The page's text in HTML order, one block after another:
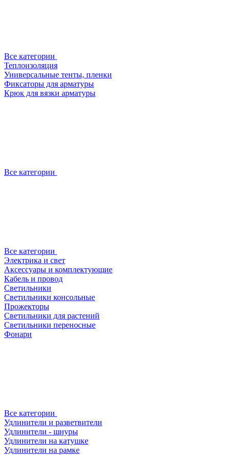
Все категории
Теплоизоляция
Универсальные тенты, пленки
Фиксаторы для арматуры
Крюк для вязки арматуры
Все категории
Все категории
Электрика и свет
Аксессуары и комплектующие
Кабель и провод
Светильники
Светильники консольные
Прожекторы
Светильники для растений
Светильники переносные
Фонари
Все категории
Удлинители и разветвители
Удлинители - шнуры
Удлинители на катушке
Удлинители на рамке